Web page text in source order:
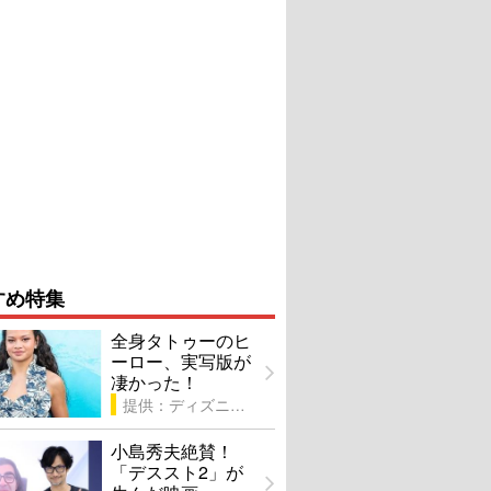
特集
全身タトゥーのヒ
ーロー、実写版が
凄かった！
提供：ディズニー
小島秀夫絶賛！
「デススト2」が